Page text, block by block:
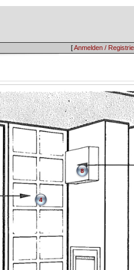
[Anmelden /
4
8